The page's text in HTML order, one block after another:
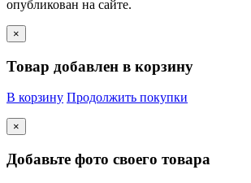
опубликован на сайте.
×
Товар добавлен в корзину
В корзину Продолжить покупки
×
Добавьте фото своего товара